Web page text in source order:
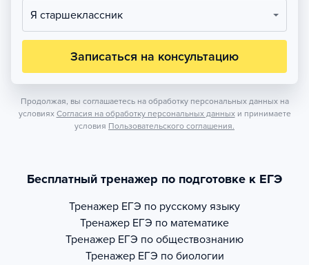
Я старшеклассник
Записаться на консультацию
Продолжая, вы соглашаетесь на обработку персональных данных на
условиях Согласия на обработку персональных данных и принимаете
условия Пользовательского соглашения.
Бесплатный тренажер по подготовке к ЕГЭ
Тренажер ЕГЭ по русскому языку
Тренажер ЕГЭ по математике
Тренажер ЕГЭ по обществознанию
Тренажер ЕГЭ по биологии